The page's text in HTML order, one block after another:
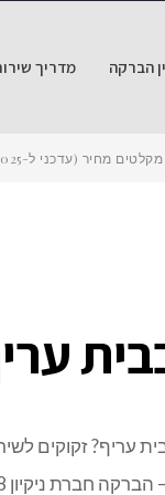
הברקה מדריך
מחיר (עדכני ל-2025) – כמה עולה לנקות מקלט באמת?
עריף? זקוקים
ניקיון 054-9441178